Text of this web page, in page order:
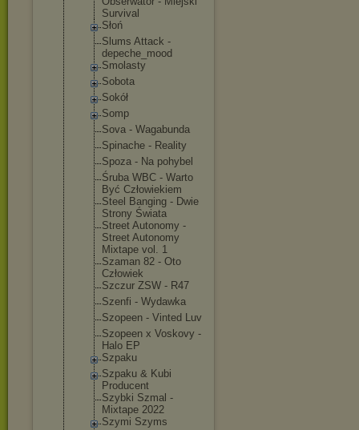
Survival
Słoń
Slums Attack -
depeche_mood
Smolasty
Sobota
Sokół
Somp
Sova - Wagabunda
Spinache - Reality
Spoza - Na pohybel
Śruba WBC - Warto
Być Człowiekiem
Steel Banging - Dwie
Strony Świata
Street Autonomy -
Street Autonomy
Mixtape vol. 1
Szaman 82 - Oto
Człowiek
Szczur ZSW - R47
Szenfi - Wydawka
Szopeen - Vinted Luv
Szopeen x Voskovy -
Halo EP
Szpaku
Szpaku & Kubi
Producent
Szybki Szmal -
Mixtape 2022
Szymi Szyms